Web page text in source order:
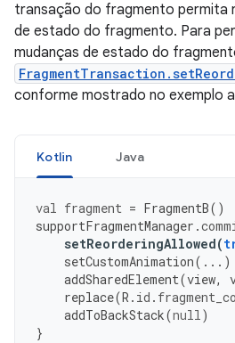
transação do fragmento permita
de estado do fragmento. Para
mudanças de estado do
conforme mostrado no exemplo
Kotlin Java
val fragment = FragmentB()
supportFragmentManager .
setReorderingAllowed(
setCustomAnimation(...)
addSharedElement(view,
replace(R . id .
addToBackStack(null)
}